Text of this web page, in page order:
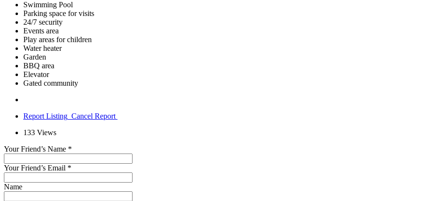
Swimming Pool
Parking space for visits
24/7 security
Events area
Play areas for children
Water heater
Garden
BBQ area
Elevator
Gated community
Report Listing Cancel Report
133 Views
Your Friend’s Name *
Your Friend’s Email *
Name